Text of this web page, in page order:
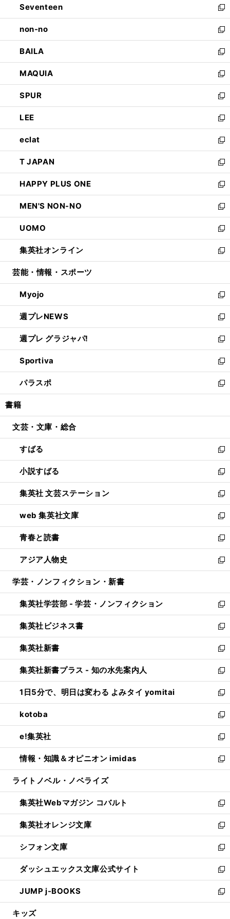
く
で
開
く
ド
ウ
で
開
く
Seventeen
新
し
い
ウ
ィ
ン
ド
ウ
で
開
く
non-no
新
し
い
ウ
ィ
ン
ド
ウ
で
開
く
BAILA
新
し
い
ウ
ィ
ン
ド
ウ
で
開
く
MAQUIA
新
し
い
ウ
ィ
ン
ド
ウ
で
開
く
SPUR
新
し
い
ウ
ィ
ン
ド
ウ
で
開
く
LEE
新
し
い
ウ
ィ
ン
ド
ウ
で
開
く
eclat
新
し
い
ウ
ィ
ン
ド
ウ
で
開
く
T JAPAN
新
し
い
ウ
ィ
ン
ド
ウ
で
開
HAPPY PLUS ONE
新
し
い
ウ
ィ
ン
ド
ウ
開
く
MEN'S NON-NO
新
し
い
ウ
ィ
ン
ウ
で
開
く
UOMO
新
し
い
ウ
ン
ド
ウ
で
開
く
集英社オンライン
新
し
ウ
ィ
ン
ド
ウ
で
開
く
芸能・情報・スポーツ
Myojo
新
し
い
ウ
ィ
ン
ド
ウ
で
開
週プレNEWS
新
し
い
ウ
ィ
ン
ド
ウ
開
週プレ グラジャパ!
新
し
い
ウ
ィ
ン
ウ
開
く
Sportiva
新
し
い
ウ
ン
ウ
で
開
く
パラスポ
新
し
ウ
ン
ド
ウ
で
開
く
書籍
文芸・文庫・総合
すばる
新
し
い
ウ
ィ
ン
ド
ウ
で
開
く
小説すばる
新
し
い
ウ
ィ
ン
ド
ウ
で
開
集英社 文芸ステーション
新
し
い
ウ
ィ
ン
ド
ウ
開
く
web 集英社文庫
新
し
い
ウ
ィ
ン
ウ
で
開
く
青春と読書
新
し
い
ウ
ン
ド
ウ
で
開
く
アジア人物史
新
し
ウ
ィ
ン
ド
ウ
で
開
く
学芸・ノンフィクション・新書
集英社学芸部 - 学芸・ノンフィクション
新
し
い
ウ
ィ
ン
ド
ウ
で
開
く
集英社ビジネス書
新
し
い
ウ
ィ
ン
ド
ウ
で
開
く
集英社新書
新
し
い
ウ
ィ
ン
ド
ウ
で
開
く
集英社新書プラス - 知の水先案内人
新
し
い
ウ
ィ
ン
ド
ウ
で
開
1日5分で、明日は変わる よみタイ yomitai
新
し
い
ウ
ィ
ン
ド
ウ
開
く
kotoba
新
し
い
ウ
ィ
ン
ウ
で
開
く
e!集英社
新
し
い
ウ
ン
ド
ウ
で
開
く
情報・知識＆オピニオン imidas
新
し
ウ
ィ
ン
ド
ウ
で
開
く
ライトノベル・ノベライズ
集英社Webマガジン コバルト
新
し
い
ウ
ィ
ン
ド
ウ
で
開
集英社オレンジ文庫
新
し
い
ウ
ィ
ン
ド
ウ
シフォン文庫
新
し
い
ウ
ィ
ン
ダッシュエックス文庫公式サイト
新
し
い
ウ
JUMP j-BOOKS
新
し
キッズ